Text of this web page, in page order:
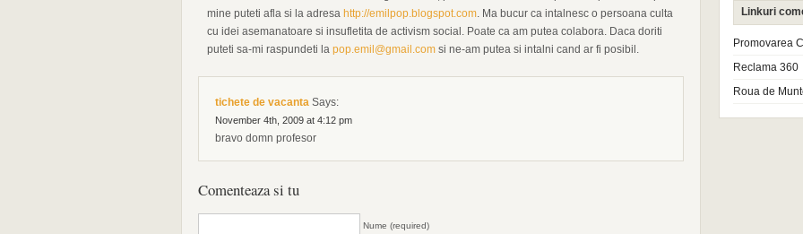
mine puteti afla si la adresa http://emilpop.blogspot.com. Ma bucur ca intalnesc o persoana culta
cu idei asemanatoare si insufletita de activism social. Poate ca am putea colabora. Daca doriti
puteti sa-mi raspundeti la pop.emil@gmail.com si ne-am putea si intalni cand ar fi posibil.
tichete de vacanta Says:
November 4th, 2009 at 4:12 pm
bravo domn profesor
Comenteaza si tu
Nume (required)
Linkuri
Promovarea
Reclama 360
Roua de